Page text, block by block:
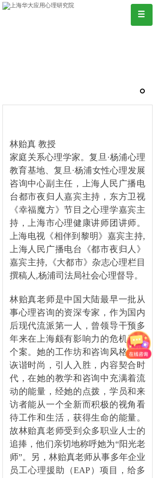
林贻真 教授
家庭关系心理学家。复旦·杨浦心理
教育基地、复旦·杨浦女性心理发展
咨询中心副主任，上海人民广播电
台都市夜归人嘉宾主持，东方卫视
《幸福魔方》节目之心理学嘉宾主
持，上海市心理健康讲师团讲师。
上海电视《相伴到黎明》嘉宾主持,
上海人民广播电台《都市夜归人》
嘉宾主持,《大都市》杂志心理栏目
撰稿人,杨浦司法局社会心理督导。
林贻真老师是中国大陆最早一批从
事心理咨询的资深专家，作为国内
后现代流派第一人，曾领导干预多
年来在上海颇有影响力的危机干预
个案。她的工作坊和咨询风格幽默
诙谐时尚，引人入胜，内容契合时
代，在她的教学和咨询中充满着流
动的能量，经她的点拨，学员和来
访者能从一个全新而积极的视角看
待工作和生活，获得生命的能量。
故林贻真老师受到众多职业人士的
追捧，他们亲切地称呼她为“阳光老
师”。另，林贻真老师从事多年企业
员工心理援助（EAP）项目，给多